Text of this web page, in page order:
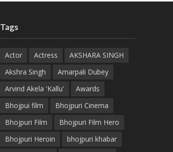
Tags
Actor Actress
AKSHARA SINGH
Akshra Singh
Amarpali Dubey
Arvind Akela 'Kallu'
Awards
Bhojpui film
Bhojpuri Cinema
Bhojpuri Film
Bhojpuri Film Hero
Bhojpuri Heroin
bhojpuri khabar